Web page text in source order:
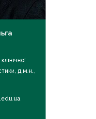
д.м.н.,